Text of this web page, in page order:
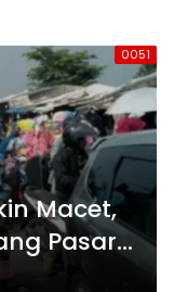
0051
Macet,
Pasar